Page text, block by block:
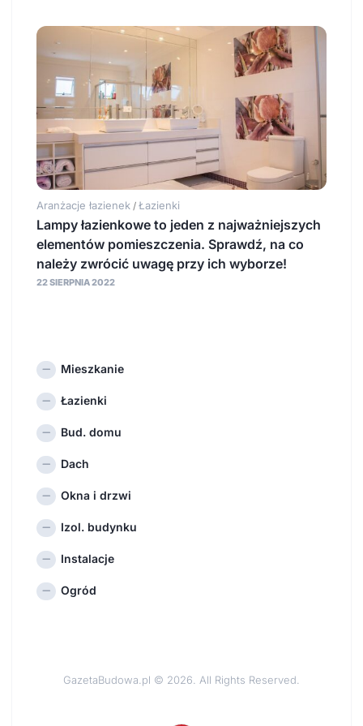
Aranżacje łazienek / Łazienki
Lampy łazienkowe to jeden z najważniejszych
elementów pomieszczenia. Sprawdź, na co
należy zwrócić uwagę przy ich wyborze!
22 SIERPNIA 2022
Mieszkanie
Łazienki
Bud. domu
Dach
Okna i drzwi
Izol. budynku
Instalacje
Ogród
GazetaBudowa.pl © 2026. All Rights Reserved.